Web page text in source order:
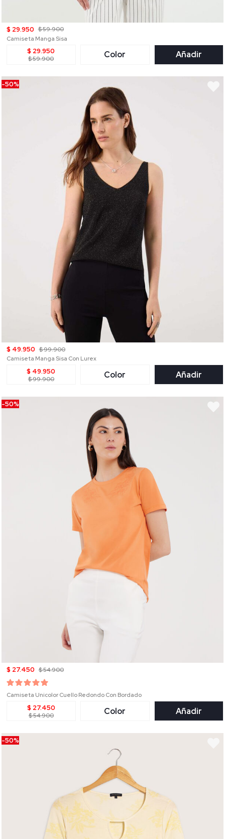
$ 29.950 $ 59.900
Camiseta Manga Sisa
$ 29.950
$ 59.900 Color Añadir
-50%
$ 49.950 $ 99.900
Camiseta Manga Sisa Con Lurex
$ 49.950
$ 99.900 Color Añadir
-50%
$ 27.450 $ 54.900
Camiseta Unicolor Cuello Redondo Con Bordado
$ 27.450
$ 54.900 Color Añadir
-50%